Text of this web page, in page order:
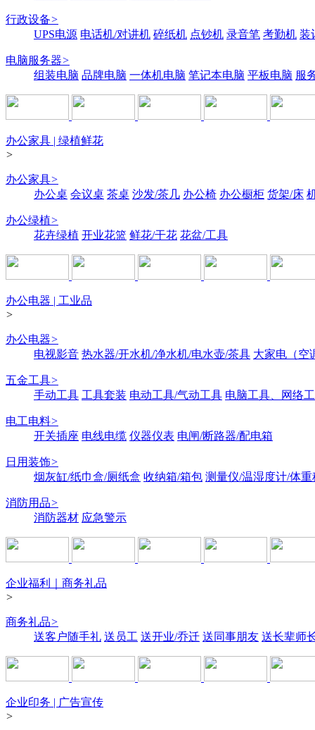
行政设备>
UPS电源 电话机/对讲机 碎纸机 点钞机 录音笔 考勤机 装
电脑服务器>
组装电脑 品牌电脑 一体机电脑 笔记本电脑 平板电脑 服
办公家具 | 绿植鲜花
>
办公家具>
办公桌 会议桌 茶桌 沙发/茶几 办公椅 办公橱柜 货架/床
办公绿植>
花卉绿植 开业花篮 鲜花/干花 花盆/工具
办公电器 | 工业品
>
办公电器>
电视影音 热水器/开水机/净水机/电水壶/茶具 大家电（空
五金工具>
手动工具 工具套装 电动工具/气动工具 电脑工具、网络
电工电料>
开关插座 电线电缆 仪器仪表 电闸/断路器/配电箱
日用装饰>
烟灰缸/纸巾盒/厕纸盒 收纳箱/箱包 测量仪/温湿度计/体重
消防用品>
消防器材 应急警示
企业福利｜商务礼品
>
商务礼品>
送客户随手礼 送员工 送开业/乔迁 送同事朋友 送长辈师
企业印务 | 广告宣传
>